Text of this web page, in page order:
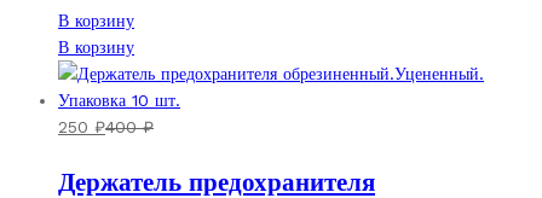
В корзину
В корзину
250 ₽400₽
Держатель предохранителя